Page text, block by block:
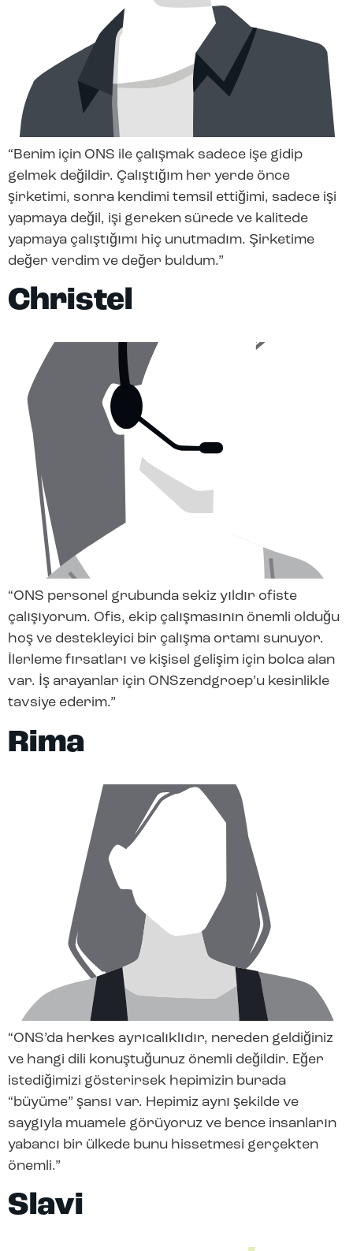
“Benim için ONS ile çalışmak sadece işe gidip
gelmek değildir. Çalıştığım her yerde önce
şirketimi, sonra kendimi temsil ettiğimi, sadece işi
yapmaya değil, işi gereken sürede ve kalitede
yapmaya çalıştığımı hiç unutmadım. Şirketime
değer verdim ve değer buldum.”
Christel
“ONS personel grubunda sekiz yıldır ofiste
çalışıyorum. Ofis, ekip çalışmasının önemli olduğu
hoş ve destekleyici bir çalışma ortamı sunuyor.
İlerleme fırsatları ve kişisel gelişim için bolca alan
var. İş arayanlar için ONSzendgroep’u kesinlikle
tavsiye ederim.”
Rima
“ONS’da herkes ayrıcalıklıdır, nereden geldiğiniz
ve hangi dili konuştuğunuz önemli değildir. Eğer
istediğimizi gösterirsek hepimizin burada
“büyüme” şansı var. Hepimiz aynı şekilde ve
saygıyla muamele görüyoruz ve bence insanların
yabancı bir ülkede bunu hissetmesi gerçekten
önemli.”
Slavi